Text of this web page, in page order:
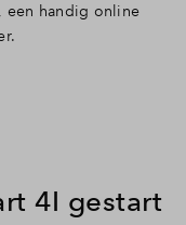
een handig online
4I gestart